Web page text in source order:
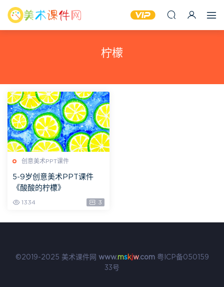
柠檬
创意美术PPT课件
5-9岁创意美术PPT课件
《酸酸的柠檬》
1334 3
©2019-2025 美术课件网 www.mskjw.com粤ICP备050159
33号